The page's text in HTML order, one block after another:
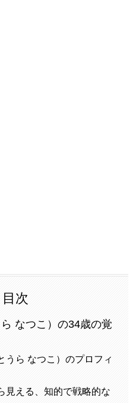
目次
なつこ）の34歳の覚
うら なつこ）のプロフィ
見える、知的で戦略的な